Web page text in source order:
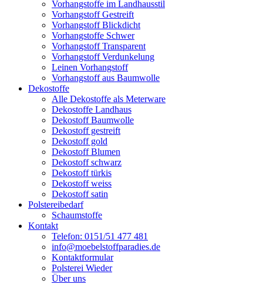
Vorhangstoffe im Landhausstil
Vorhangstoff Gestreift
Vorhangstoff Blickdicht
Vorhangstoffe Schwer
Vorhangstoff Transparent
Vorhangstoff Verdunkelung
Leinen Vorhangstoff
Vorhangstoff aus Baumwolle
Dekostoffe
Alle Dekostoffe als Meterware
Dekostoffe Landhaus
Dekostoff Baumwolle
Dekostoff gestreift
Dekostoff gold
Dekostoff Blumen
Dekostoff schwarz
Dekostoff türkis
Dekostoff weiss
Dekostoff satin
Polstereibedarf
Schaumstoffe
Kontakt
Telefon: 0151/51 477 481
info@moebelstoffparadies.de
Kontaktformular
Polsterei Wieder
Über uns